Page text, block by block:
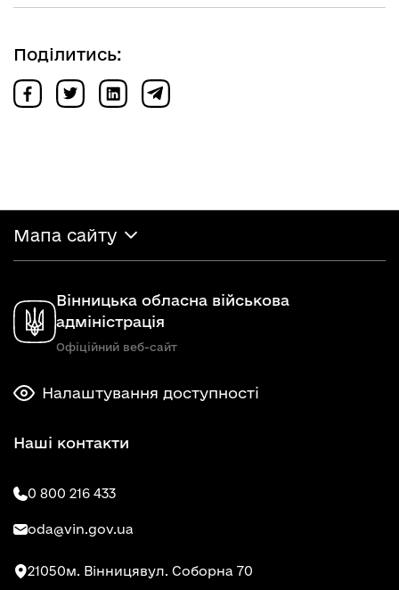
Поділитись:
Мапа сайту
Вінницька обласна військова
адміністрація
Офіційний веб-сайт
Налаштування доступності
Наші контакти
0 800 216 433
oda@vin.gov.ua
21050м. Вінницявул. Соборна 70